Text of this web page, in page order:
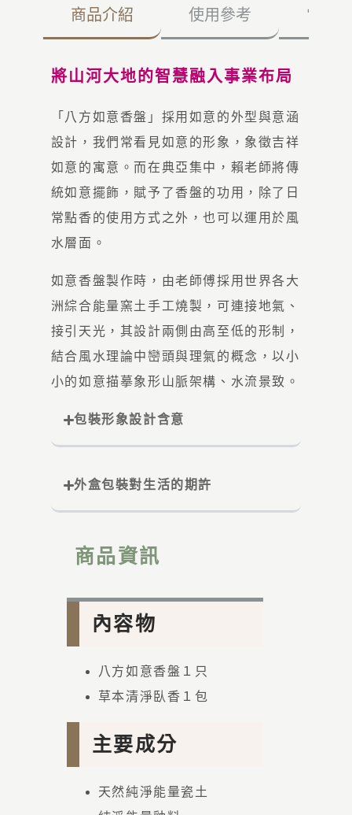
商品介紹 使用參考 常見
將山河大地的智慧融入事業布局
「八方如意香盤」採用如意的外型與意涵
設計，我們常看見如意的形象，象徵吉祥
如意的寓意。而在典亞集中，賴老師將傳
統如意擺飾，賦予了香盤的功用，除了日
常點香的使用方式之外，也可以運用於風
水層面。
如意香盤製作時，由老師傅採用世界各大
洲綜合能量窯土手工燒製，可連接地氣、
接引天光，其設計兩側由高至低的形制，
結合風水理論中巒頭與理氣的概念，以小
小的如意描摹象形山脈架構、水流景致。
包裝形象設計含意
外盒包裝對生活的期許
商品資訊
內容物
八方如意香盤１只
草本清淨臥香１包
主要成分
天然純淨能量瓷土